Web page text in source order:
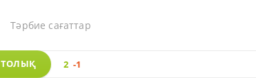
Тәрбие сағаттар
ТОЛЫҚ 2 -1